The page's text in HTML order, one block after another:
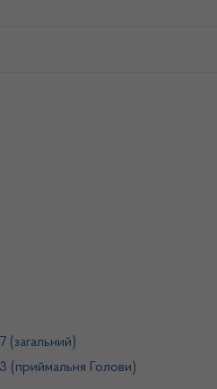
(приймальня Голови)